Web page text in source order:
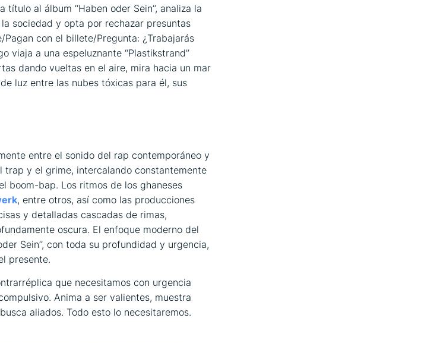
al álbum ‘‘Haben oder Sein’’, analiza la
sociedad y opta por rechazar presuntas
con el billete/Pregunta: ¿Trabajarás
viaja a una espeluznante ‘‘Plastikstrand’’
dando vueltas en el aire, mira hacia un mar
luz entre las nubes tóxicas para él, sus
entre el sonido del rap contemporáneo y
y el grime, intercalando constantemente
boom-bap. Los ritmos de los ghaneses
, entre otros, así como las producciones
y detalladas cascadas de rimas,
oscura. El enfoque moderno del
Sein’’, con toda su profundidad y urgencia,
presente.
que necesitamos con urgencia
Anima a ser valientes, muestra
aliados. Todo esto lo necesitaremos.